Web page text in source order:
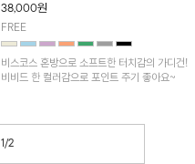
38,000원
FREE
비스코스 혼방으로 소프트한 터치감의 가디건!
비비드 한 컬러감으로 포인트 주기 좋아요~
1/2